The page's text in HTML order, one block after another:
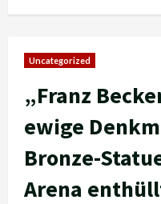
Uncategorized
„Franz
ewige
Bronze-
Arena